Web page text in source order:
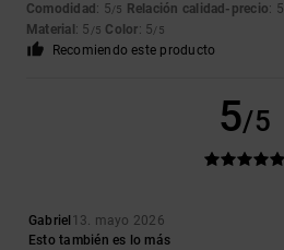
Comodidad : 5/5 Relación calidad-precio: 5
Material : 5 /5 Color: 5/5
Recomiendo este producto
5/5
Gabriel 13. mayo 2026
Esto también es lo más